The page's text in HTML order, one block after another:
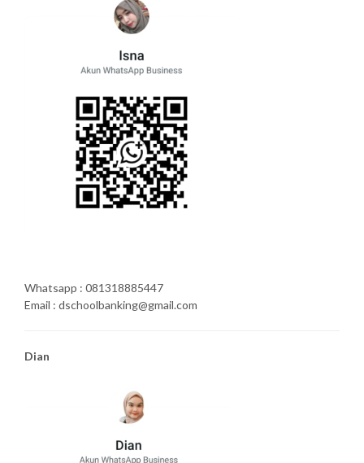
Whatsapp : 081318885447
Email : dschoolbanking@gmail.com
Dian